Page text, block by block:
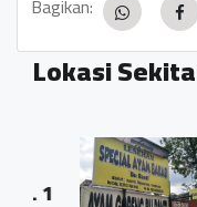
Lokasi